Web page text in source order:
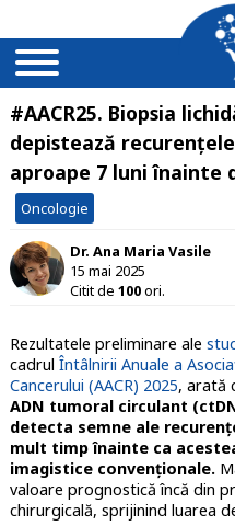
#AACR25. Biopsia
depistează
aproape 7 luni înainte
Oncologie
Dr. Ana Maria Vasile
15 mai 2025
Citit de 100ori.
Rezultatele preliminare ale
cadrul Întâlnirii Anuale a
Cancerului (AACR) 2025, arată
ADN tumoral circulant
detecta semne ale
mult timp înainte ca
imagistice convenționale.
valoare prognostică încă din
chirurgicală, sprijinind luarea